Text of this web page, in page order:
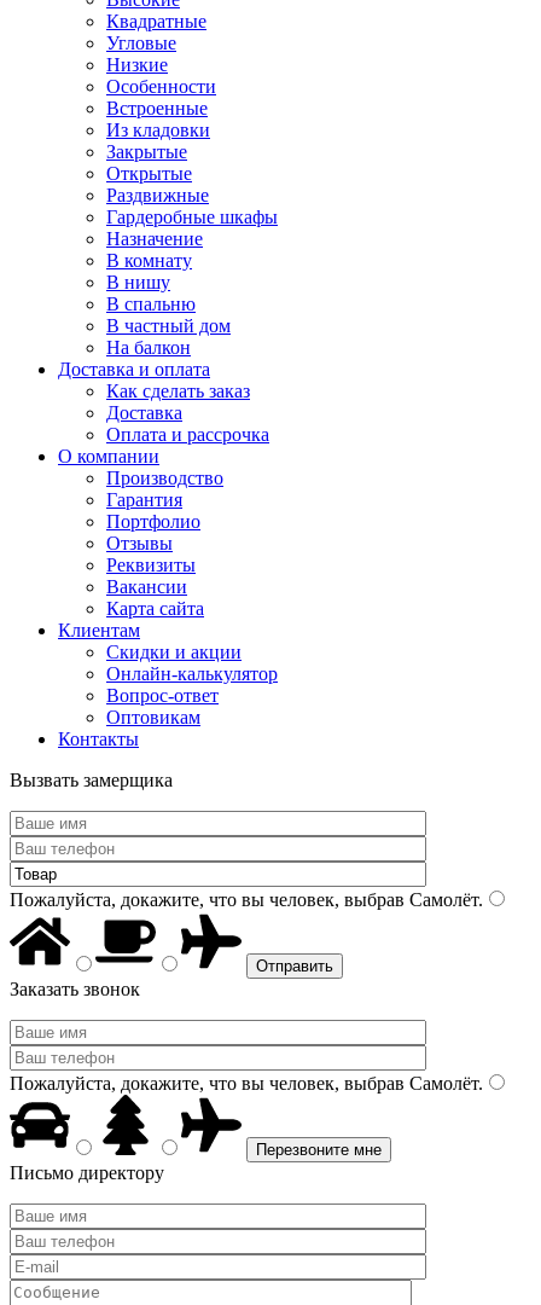
Квадратные
Угловые
Низкие
Особенности
Встроенные
Из кладовки
Закрытые
Открытые
Раздвижные
Гардеробные шкафы
Назначение
В комнату
В нишу
В спальню
В частный дом
На балкон
Доставка и оплата
Как сделать заказ
Доставка
Оплата и рассрочка
О компании
Производство
Гарантия
Портфолио
Отзывы
Реквизиты
Вакансии
Карта сайта
Клиентам
Скидки и акции
Онлайн-калькулятор
Вопрос-ответ
Оптовикам
Контакты
Вызвать замерщика
Пожалуйста, докажите, что вы человек, выбрав Самолёт.
Заказать звонок
Пожалуйста, докажите, что вы человек, выбрав Самолёт.
Письмо директору